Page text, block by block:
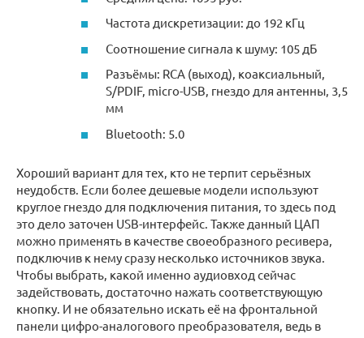
Частота дискретизации: до 192 кГц
Соотношение сигнала к шуму: 105 дБ
Разъёмы: RCA (выход), коаксиальный,
S/PDIF, micro-USB, гнездо для антенны, 3,5
мм
Bluetooth: 5.0
Хороший вариант для тех, кто не терпит серьёзных
неудобств. Если более дешевые модели используют
круглое гнездо для подключения питания, то здесь под
это дело заточен USB-интерфейс. Также данный ЦАП
можно применять в качестве своеобразного ресивера,
подключив к нему сразу несколько источников звука.
Чтобы выбрать, какой именно аудиовход сейчас
задействовать, достаточно нажать соответствующую
кнопку. И не обязательно искать её на фронтальной
панели цифро-аналогового преобразователя, ведь в